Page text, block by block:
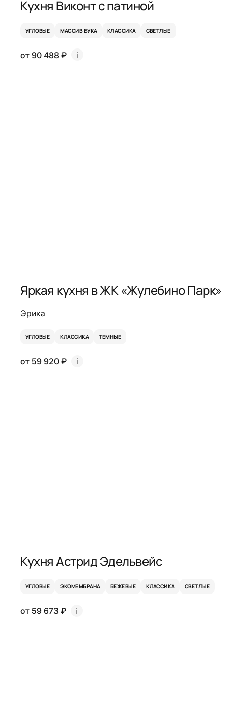
Кухня Виконт с патиной
УГЛОВЫЕ МАССИВ БУКА КЛАССИКА СВЕТЛЫЕ
от 90 488 ₽
Яркая кухня в ЖК «Жулебино Парк»
Эрика
УГЛОВЫЕ КЛАССИКА ТЕМНЫЕ
от 59 920 ₽
Кухня Астрид Эдельвейс
УГЛОВЫЕ ЭКОМЕМБРАНА БЕЖЕВЫЕ КЛАССИКА СВЕТЛЫЕ
от 59 673 ₽